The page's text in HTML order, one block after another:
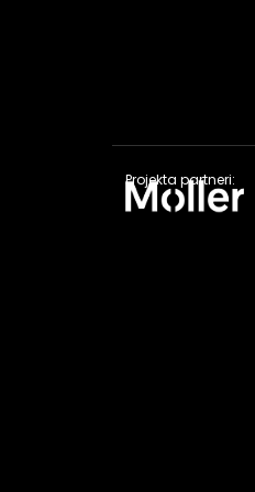
Projekta partneri: